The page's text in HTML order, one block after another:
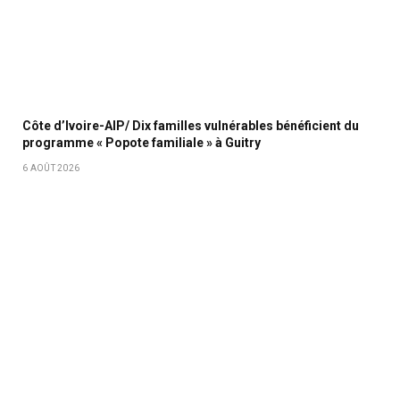
Côte d’Ivoire-AIP/ Dix familles vulnérables bénéficient du
programme « Popote familiale » à Guitry
6 AOÛT 2026